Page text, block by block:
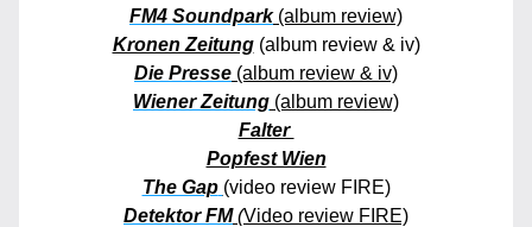
FM4 Soundpark (album review)
Kronen Zeitung (album review & iv)
Die Presse (album review & iv)
Wiener Zeitung (album review)
Falter
Popfest Wien
The Gap (video review FIRE)
Detektor FM (Video review FIRE)